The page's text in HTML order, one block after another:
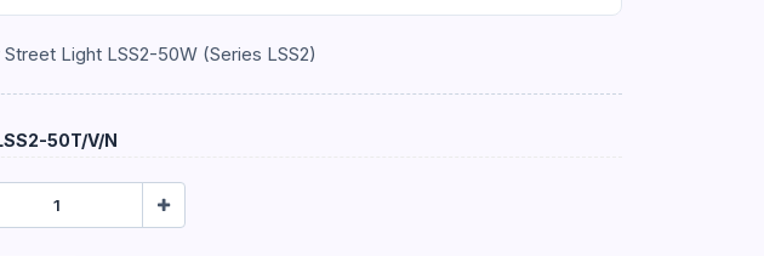
Light LSS2-50W (Series LSS2)
50T/V/N